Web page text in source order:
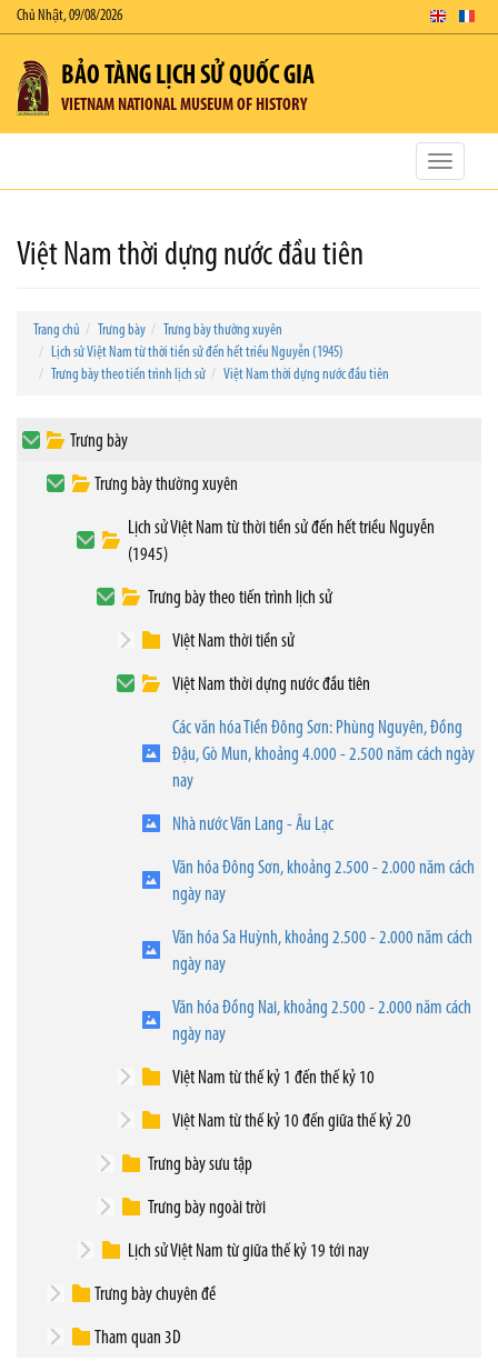
Chủ Nhật, 09/08/2026
BẢO TÀNG LỊCH SỬ QUỐC GIA
VIETNAM NATIONAL MUSEUM OF HISTORY
Toggle
Việt Nam thời dựng nước đầu tiên
Trang chủ Trưng bày
Trưng bày thường xuyên
Lịch sử Việt Nam từ thời tiền sử đến hết triều Nguyễn (1945)
Trưng bày theo tiến trình lịch sử
Việt Nam thời dựng nước đầu tiên
Trưng bày
Trưng bày thường xuyên
Lịch sử Việt Nam từ thời tiền sử đến hết triều Nguyễn
(1945)
Trưng bày theo tiến trình lịch sử
Việt Nam thời tiền sử
Việt Nam thời dựng nước đầu tiên
Các văn hóa Tiền Đông Sơn: Phùng Nguyên, Đồng
Đậu, Gò Mun, khoảng 4.000 - 2.500 năm cách ngày
nay
Nhà nước Văn Lang - Âu Lạc
Văn hóa Đông Sơn, khoảng 2.500 - 2.000 năm cách
ngày nay
Văn hóa Sa Huỳnh, khoảng 2.500 - 2.000 năm cách
ngày nay
Văn hóa Đồng Nai, khoảng 2.500 - 2.000 năm cách
ngày nay
Việt Nam từ thế kỷ 1 đến thế kỷ 10
Việt Nam từ thế kỷ 10 đến giữa thế kỷ 20
Trưng bày sưu tập
Trưng bày ngoài trời
Lịch sử Việt Nam từ giữa thế kỷ 19 tới nay
Trưng bày chuyên đề
Tham quan 3D